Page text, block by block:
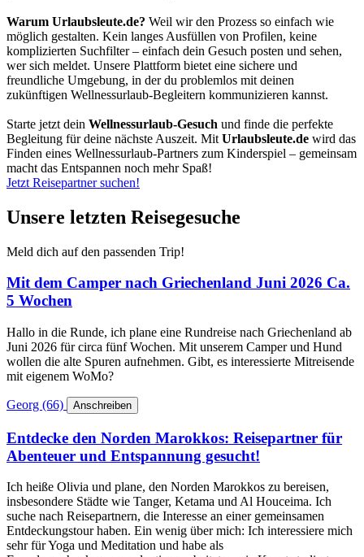
Warum Urlaubsleute.de? Weil wir den Prozess so einfach wie
möglich gestalten. Kein langes Ausfüllen von Profilen, keine
komplizierten Suchfilter – einfach dein Gesuch posten und sehen,
wer sich meldet. Unsere Plattform bietet eine sichere und
freundliche Umgebung, in der du problemlos mit deinen
zukünftigen Wellnessurlaub-Begleitern kommunizieren kannst.
Starte jetzt dein Wellnessurlaub-Gesuch und finde die perfekte
Begleitung für deine nächste Auszeit. Mit Urlaubsleute.de wird das
Finden eines Wellnessurlaub-Partners zum Kinderspiel – gemeinsam
macht das Entspannen noch mehr Spaß!
Jetzt Reisepartner suchen!
Unsere letzten Reisegesuche
Meld dich auf den passenden Trip!
Mit dem Camper nach Griechenland Juni 2026 Ca.
5 Wochen
Hallo in die Runde, ich plane eine Rundreise nach Griechenland ab
Juni 2026 für circa fünf Wochen. Mit unserem Camper und Hund
wollen die alte Spuren aufnehmen. Gibt, es interessierte Mitreisende
mit eigenem WoMo?
Georg (66) Anschreiben
Entdecke den Norden Marokkos: Reisepartner für
Abenteuer und Entspannung gesucht!
Ich heiße Olivia und plane, den Norden Marokkos zu bereisen,
insbesondere Städte wie Tanger, Ketama und Al Houceima. Ich
suche nach Reisepartnern, die Interesse an einer gemeinsamen
Entdeckungstour haben. Ein wenig über mich: Ich interessiere mich
sehr für Yoga und Meditation und habe als